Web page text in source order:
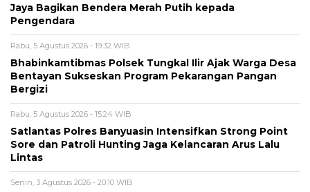
Jaya Bagikan Bendera Merah Putih kepada
Pengendara
Rabu, 5 Agustus 2026 - 19:32 WIB
Bhabinkamtibmas Polsek Tungkal Ilir Ajak Warga Desa
Bentayan Sukseskan Program Pekarangan Pangan
Bergizi
Rabu, 5 Agustus 2026 - 15:24 WIB
Satlantas Polres Banyuasin Intensifkan Strong Point
Sore dan Patroli Hunting Jaga Kelancaran Arus Lalu
Lintas
Senin, 3 Agustus 2026 - 20:10 WIB